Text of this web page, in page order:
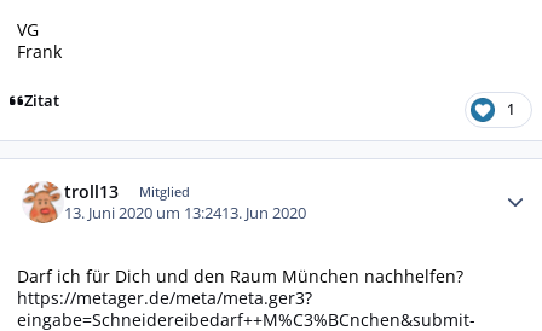
VG
Frank
Zitat 1
troll13 Mitglied
13. Juni 2020 um 13:2413. Jun 2020
Darf ich für Dich und den Raum München nachhelfen?
https://metager.de/meta/meta.ger3?
eingabe=Schneidereibedarf++M%C3%BCnchen&submit-